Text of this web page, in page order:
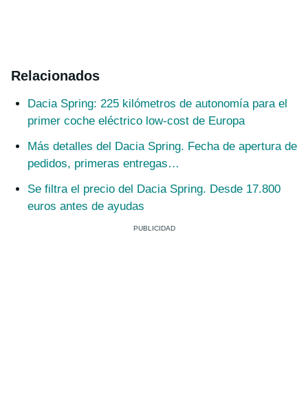
Relacionados
Dacia Spring: 225 kilómetros de autonomía para el
primer coche eléctrico low-cost de Europa
Más detalles del Dacia Spring. Fecha de apertura de
pedidos, primeras entregas…
Se filtra el precio del Dacia Spring. Desde 17.800
euros antes de ayudas